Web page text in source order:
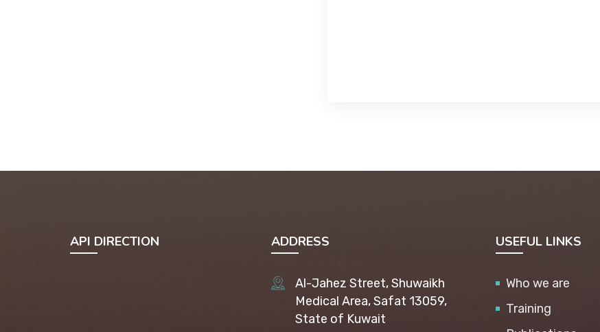
API DIRECTION ADDRESS
Al-Jahez Street, Shuwaikh
Medical Area, Safat 13059,
State of Kuwait
USEFUL LINKS
Who we are
Training